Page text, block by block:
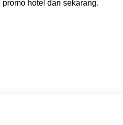
hotel dari sekarang.